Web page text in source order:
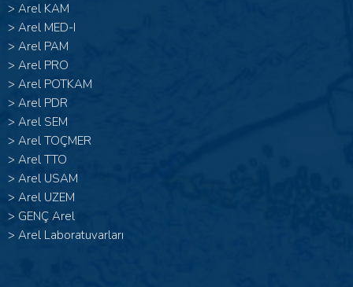
> Arel KAM
> Arel MED-I
> Arel PAM
> Arel PRO
> Arel POTKAM
> Arel PDR
> Arel SEM
> Arel TOÇMER
> Arel TTO
> Arel USAM
> Arel UZEM
> GENÇ Arel
> Arel Laboratuvarları